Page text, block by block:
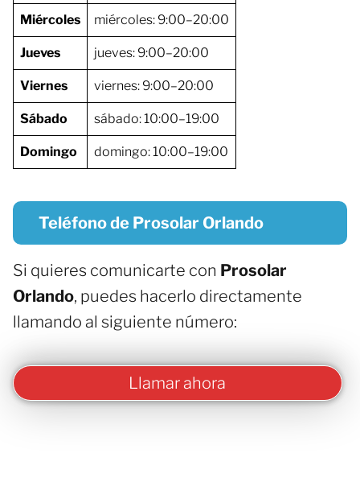
Miércoles miércoles: 9:00–20:00
Jueves jueves: 9:00–20:00
Viernes viernes: 9:00–20:00
Sábado sábado: 10:00–19:00
Domingo domingo: 10:00–19:00
Teléfono de Prosolar Orlando
Si quieres comunicarte con Prosolar
Orlando, puedes hacerlo directamente
llamando al siguiente número:
Llamar ahora